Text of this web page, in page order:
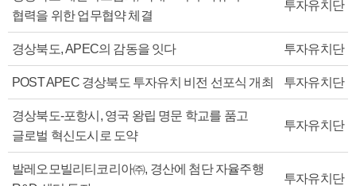
협력을 위한 업무협약 체결
투자유치단
경상북도, APEC의 감동을 잇다 투자유치단
POST APEC 경상북도 투자유치 비전 선포식 개최 투자유치단
경상북도-포항시, 영국 왕립 명문 학교를 품고
글로벌 혁신도시로 도약
투자유치단
발레오모빌리티코리아㈜, 경산에 첨단 자율주행
투자유치단